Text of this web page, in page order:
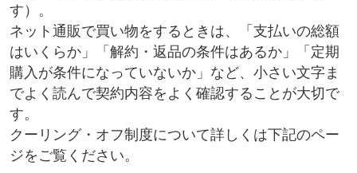
す）。
ネット通販で買い物をするときは、「支払いの総額
はいくらか」「解約・返品の条件はあるか」「定期
購入が条件になっていないか」など、小さい文字ま
でよく読んで契約内容をよく確認することが大切で
す。
クーリング・オフ制度について詳しくは下記のペー
ジをご覧ください。